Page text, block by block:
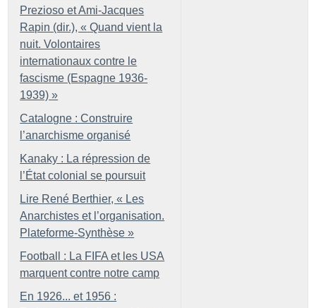
Prezioso et Ami-Jacques
Rapin (dir.), « Quand vient la
nuit. Volontaires
internationaux contre le
fascisme (Espagne 1936-
1939) »
Catalogne : Construire
l’anarchisme organisé
Kanaky : La répression de
l’État colonial se poursuit
Lire René Berthier, « Les
Anarchistes et l’organisation.
Plateforme-Synthèse »
Football : La FIFA et les USA
marquent contre notre camp
En 1926... et 1956 :